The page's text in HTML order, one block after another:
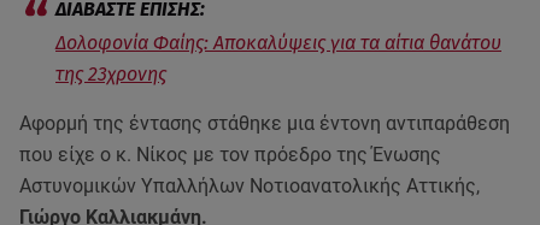
Δολοφονία Φαίης: Αποκαλύψεις για τα αίτια θανάτου
της 23χρονης
Αφορμή της έντασης στάθηκε μια έντονη αντιπαράθεση
που είχε ο κ. Νίκος με τον πρόεδρο της Ένωσης
Αστυνομικών Υπαλλήλων Νοτιοανατολικής Αττικής,
Γιώργο Καλλιακμάνη.